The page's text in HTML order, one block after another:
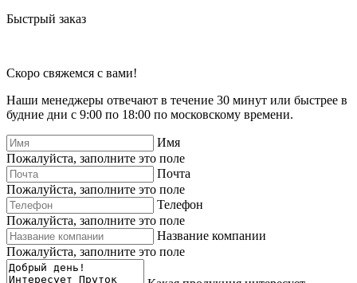
Быстрый заказ
Скоро свяжемся с вами!
Наши менеджеры отвечают в течение 30 минут или быстрее в
будние дни с 9:00 по 18:00 по московскому времени.
Имя
Пожалуйста, заполните это поле
Почта
Пожалуйста, заполните это поле
Телефон
Пожалуйста, заполните это поле
Название компании
Пожалуйста, заполните это поле